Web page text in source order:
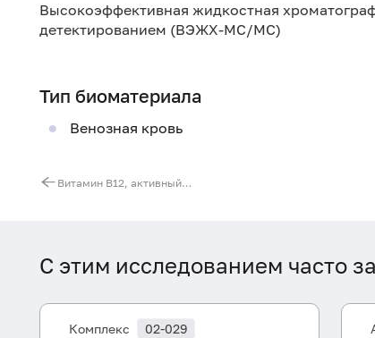
Высокоэффективная жидкостная
детектированием (ВЭЖХ-МС/МС)
Тип биоматериала
Венозная кровь
Витамин B12, активный (холотранскобаламин)
С этим исследованием часто
Комплекс 02-029